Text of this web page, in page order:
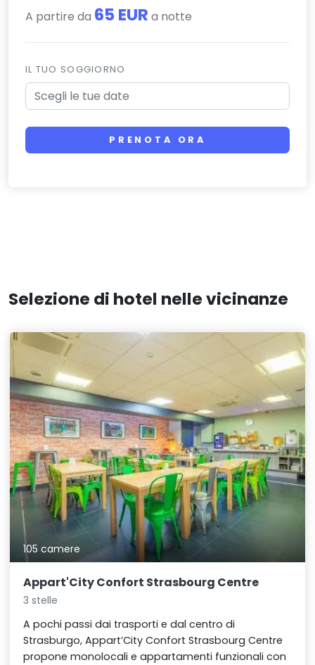
A partire da 65 EUR a notte
IL TUO SOGGIORNO
PRENOTA ORA
Selezione di hotel nelle vicinanze
105 camere
Appart'City Confort Strasbourg Centre
3 stelle
A pochi passi dai trasporti e dal centro di
Strasburgo, Appart’City Confort Strasbourg Centre
propone monolocali e appartamenti funzionali con